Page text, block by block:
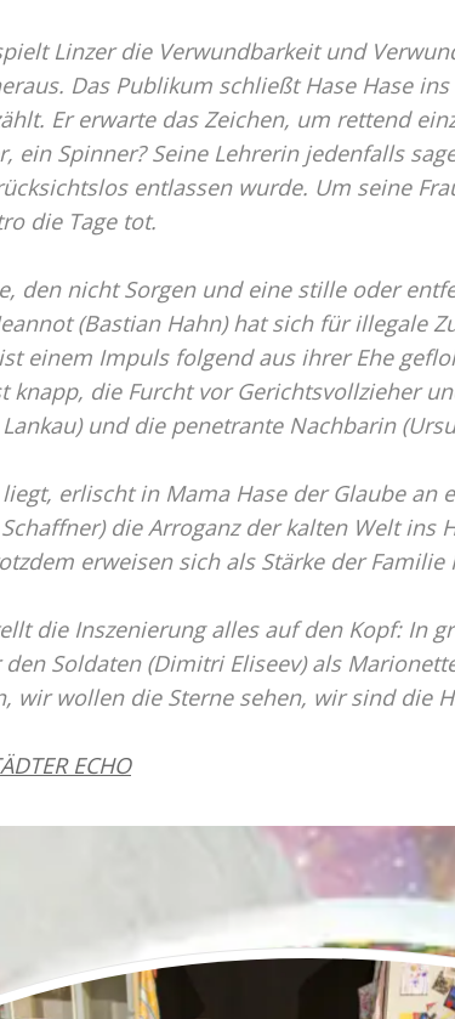
Linzer die Verwundbarkeit und
Das Publikum schließt Hase Hase
Er erwarte das Zeichen, um rettend
ein Spinner? Seine Lehrerin jedenfalls
entlassen wurde. Um seine
die Tage tot.
den nicht Sorgen und eine stille oder
(Bastian Hahn) hat sich für illegale
einem Impuls folgend aus ihrer Ehe
knapp, die Furcht vor Gerichtsvollzieher
und die penetrante Nachbarin
erlischt in Mama Hase der Glaube
die Arroganz der kalten Welt ins
erweisen sich als Stärke der Familie
die Inszenierung alles auf den Kopf: In
Soldaten (Dimitri Eliseev) als
wir wollen die Sterne sehen, wir sind die
ECHO